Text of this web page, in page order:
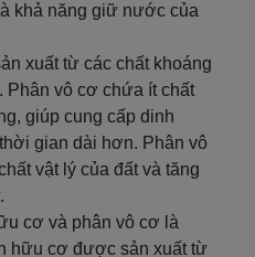
khả năng giữ nước của
xuất từ các chất khoáng
Phân vô cơ chứa ít chất
giúp cung cấp dinh
gian dài hơn. Phân vô
vật lý của đất và tăng
cơ và phân vô cơ là
hữu cơ được sản xuất từ